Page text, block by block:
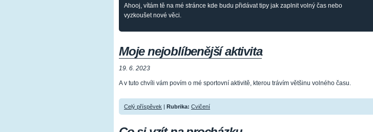
Ahooj, vítám tě na mé stránce kde budu přidávat tipy jak zaplnit volný čas nebo
vyzkoušet nové věci.
Moje nejoblíbenější aktivita
19. 6. 2023
A v tuto chvíli vám povím o mé sportovní aktivitě, kterou trávím většinu volného času.
Celý příspěvek | Rubrika: Cvičení